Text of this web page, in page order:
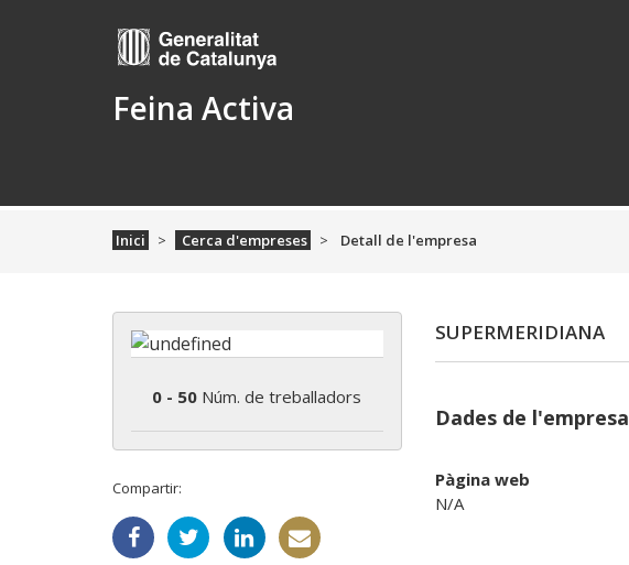
Feina Activa
Inici Cerca d'empreses Detall de l'empresa
0 - 50 Núm. de treballadors
Compartir:
SUPERMERIDIANA
Dades de l'empresa
Pàgina web
N/A